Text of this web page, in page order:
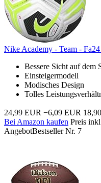
Nike Academy - Team -
Bessere Sicht auf dem
Einsteigermodell
Modisches Design
Tolles
24,99 EUR −6,09 EUR
Bei Amazon kaufen Preis
AngebotBestseller Nr. 7